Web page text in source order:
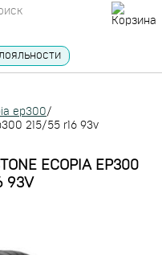
ep300/
215/55 r16 93v
ECOPIA EP300
93V